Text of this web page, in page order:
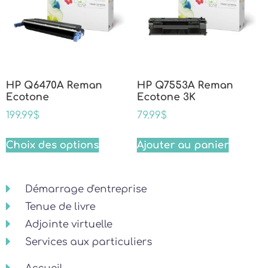
HP Q6470A Reman
Ecotone
199.99$
Choix des options
HP Q7553A Reman
Ecotone 3K
79.99$
Ajouter au panier
Démarrage d'entreprise
Tenue de livre
Adjointe virtuelle
Services aux particuliers